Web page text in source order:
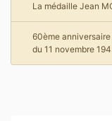
La médaille Jean
60ème
du 11 novembre